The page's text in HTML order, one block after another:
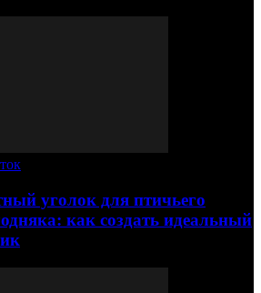
уголок для птичьего
как создать идеальный